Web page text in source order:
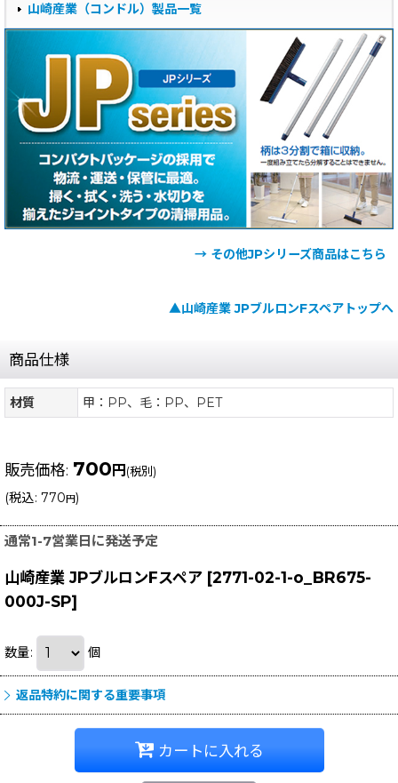
山崎産業（コンドル）製品一覧
→ その他JPシリーズ商品はこちら
▲山崎産業 JPブルロンFスペアトップへ
商品仕様
材質 甲：PP、毛：PP、PET
販売価格: 700円(税別)
(税込: 770円)
通常1-7営業日に発送予定
山崎産業 JPブルロンFスペア [2771-02-1-o_BR675-
000J-SP]
数量: 個
返品特約に関する重要事項
カートに入れる